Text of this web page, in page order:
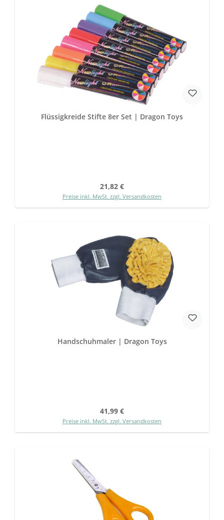
Flüssigkreide Stifte 8er Set | Dragon Toys
Regulärer Preis:
21,82 €
Preise inkl. MwSt. zzgl. Versandkosten
Handschuhmaler | Dragon Toys
Regulärer Preis:
41,99 €
Preise inkl. MwSt. zzgl. Versandkosten